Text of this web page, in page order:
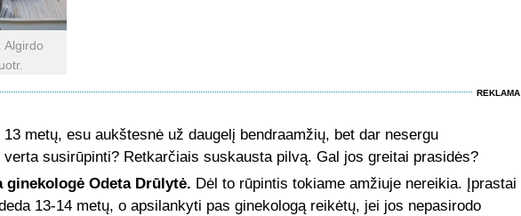
Algirdo
REKLAMA
13 metų, esu aukštesnė už daugelį bendraamžių, bet dar nesergu
verta susirūpinti? Retkarčiais suskausta pilvą. Gal jos greitai prasidės?
ginekologė Odeta Drūlytė. Dėl to rūpintis tokiame amžiuje nereikia. Įprastai
13-14 metų, o apsilankyti pas ginekologą reikėtų, jei jos nepasirodo